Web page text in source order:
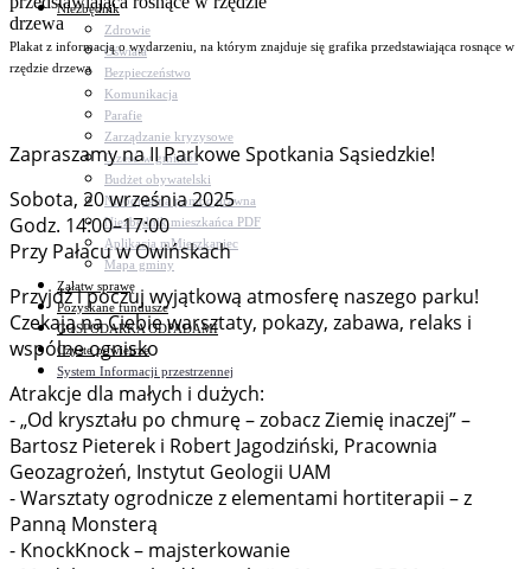
Niezbędnik
Zdrowie
Oświata
Bezpieczeństwo
Komunikacja
Parafie
Zarządzanie kryzysowe
C.ześć w gminie!
Budżet obywatelski
Nieodpłatna pomoc prawna
Niezbędnik mieszkańca PDF
Aplikacja mMieszkaniec
Mapa gminy
Załatw sprawę
Pozyskane fundusze
GOSPODARKA ODPADAMI
Czyste powietrze
System Informacji przestrzennej
Plakat z informacją o wydarzeniu, na którym znajduje się grafika przedstawiająca rosnące w
rzędzie drzewa
Zapraszamy na II Parkowe Spotkania Sąsiedzkie!
Sobota, 20 września 2025
Godz. 14:00–17:00
Przy Pałacu w Owińskach
Przyjdź i poczuj wyjątkową atmosferę naszego parku!
Czekają na Ciebie warsztaty, pokazy, zabawa, relaks i
wspólne ognisko
Atrakcje dla małych i dużych:
- „Od kryształu po chmurę – zobacz Ziemię inaczej” –
Bartosz Pieterek i Robert Jagodziński, Pracownia
Geozagrożeń, Instytut Geologii UAM
- Warsztaty ogrodnicze z elementami hortiterapii – z
Panną Monsterą
- KnockKnock – majsterkowanie